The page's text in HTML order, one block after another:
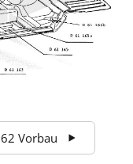
62 Vorbau